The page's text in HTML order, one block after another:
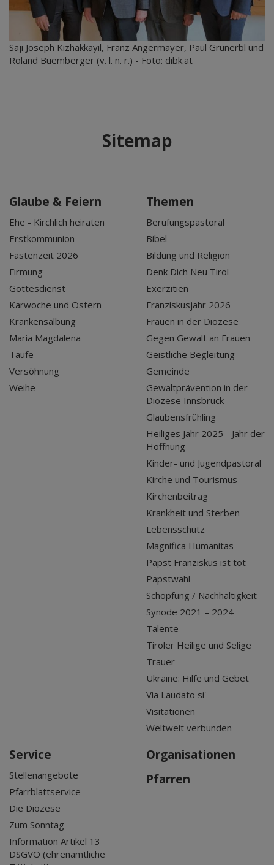
Saji Joseph Kizhakkayil, Franz Angermayer, Paul Grünerbl und
Roland Buemberger (v. l. n. r.) - Foto: dibk.at
Sitemap
Glaube & Feiern
Ehe - Kirchlich heiraten
Erstkommunion
Fastenzeit 2026
Firmung
Gottesdienst
Karwoche und Ostern
Krankensalbung
Maria Magdalena
Taufe
Versöhnung
Weihe
Themen
Berufungspastoral
Bibel
Bildung und Religion
Denk Dich Neu Tirol
Exerzitien
Franziskusjahr 2026
Frauen in der Diözese
Gegen Gewalt an Frauen
Geistliche Begleitung
Gemeinde
Gewaltprävention in der
Diözese Innsbruck
Glaubensfrühling
Heiliges Jahr 2025 - Jahr der
Hoffnung
Kinder- und Jugendpastoral
Kirche und Tourismus
Kirchenbeitrag
Krankheit und Sterben
Lebensschutz
Magnifica Humanitas
Papst Franziskus ist tot
Papstwahl
Schöpfung / Nachhaltigkeit
Synode 2021 – 2024
Talente
Tiroler Heilige und Selige
Trauer
Ukraine: Hilfe und Gebet
Via Laudato si'
Visitationen
Weltweit verbunden
Service
Stellenangebote
Pfarrblattservice
Die Diözese
Zum Sonntag
Information Artikel 13
DSGVO (ehrenamtliche
Organisationen
Pfarren